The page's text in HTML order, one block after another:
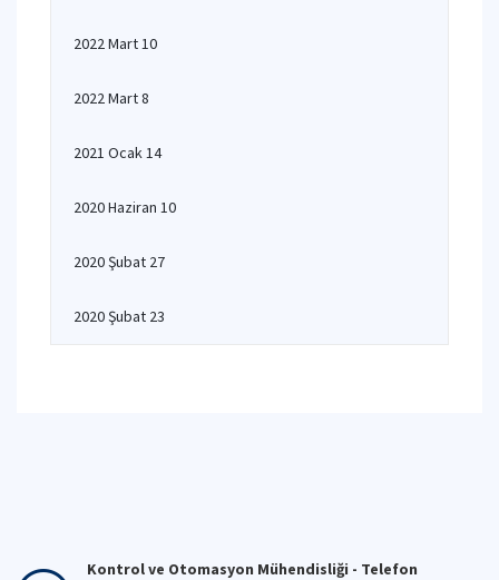
2022 Mart 10
2022 Mart 8
2021 Ocak 14
2020 Haziran 10
2020 Şubat 27
2020 Şubat 23
Kontrol ve Otomasyon Mühendisliği - Telefon